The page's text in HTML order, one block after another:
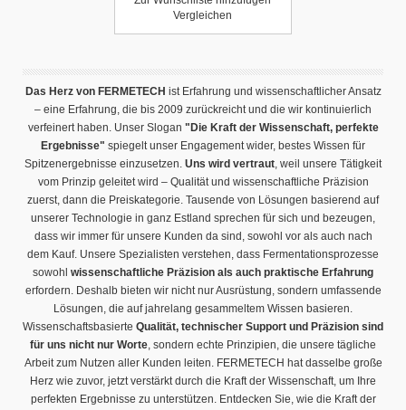
Vergleichen
Das Herz von FERMETECH ist Erfahrung und wissenschaftlicher Ansatz
– eine Erfahrung, die bis 2009 zurückreicht und die wir kontinuierlich
verfeinert haben. Unser Slogan "Die Kraft der Wissenschaft, perfekte
Ergebnisse" spiegelt unser Engagement wider, bestes Wissen für
Spitzenergebnisse einzusetzen. Uns wird vertraut, weil unsere Tätigkeit
vom Prinzip geleitet wird – Qualität und wissenschaftliche Präzision
zuerst, dann die Preiskategorie. Tausende von Lösungen basierend auf
unserer Technologie in ganz Estland sprechen für sich und bezeugen,
dass wir immer für unsere Kunden da sind, sowohl vor als auch nach
dem Kauf. Unsere Spezialisten verstehen, dass Fermentationsprozesse
sowohl wissenschaftliche Präzision als auch praktische Erfahrung
erfordern. Deshalb bieten wir nicht nur Ausrüstung, sondern umfassende
Lösungen, die auf jahrelang gesammeltem Wissen basieren.
Wissenschaftsbasierte Qualität, technischer Support und Präzision sind
für uns nicht nur Worte, sondern echte Prinzipien, die unsere tägliche
Arbeit zum Nutzen aller Kunden leiten. FERMETECH hat dasselbe große
Herz wie zuvor, jetzt verstärkt durch die Kraft der Wissenschaft, um Ihre
perfekten Ergebnisse zu unterstützen. Entdecken Sie, wie die Kraft der